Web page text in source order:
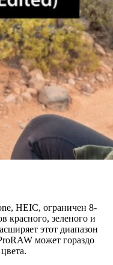
HEIC, ограничен 8-
красного, зеленого и
этот диапазон
может гораздо